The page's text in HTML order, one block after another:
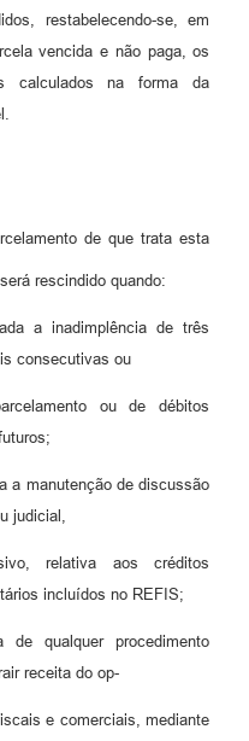
restabelecendo-se, em
vencida e não paga, os
calculados na forma da
de que trata esta
rescindido quando:
a inadimplência de três
consecutivas ou
ou de débitos
a manutenção de discussão
judicial,
relativa aos créditos
incluídos no REFIS;
de qualquer procedimento
receita do op-
e comerciais, mediante